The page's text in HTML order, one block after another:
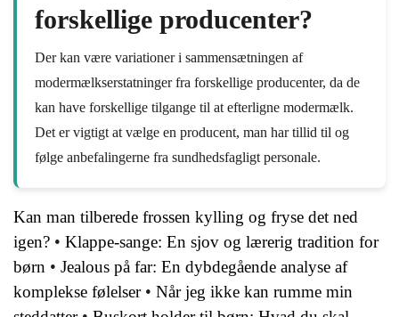
forskellige producenter?
Der kan være variationer i sammensætningen af
modermælkserstatninger fra forskellige producenter, da de
kan have forskellige tilgange til at efterligne modermælk.
Det er vigtigt at vælge en producent, man har tillid til og
følge anbefalingerne fra sundhedsfagligt personale.
Kan man tilberede frossen kylling og fryse det ned
igen? • Klappe-sange: En sjov og lærerig tradition for
børn • Jealous på far: En dybdegående analyse af
komplekse følelser• Når jeg ikke kan rumme min